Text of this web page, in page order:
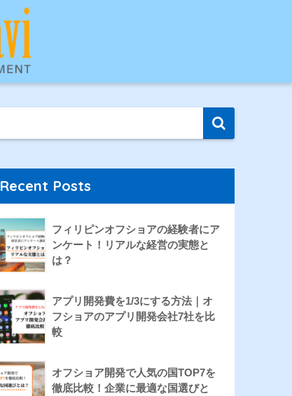
Recent Posts
フィリピンオフショアの経験者にア
ンケート！リアルな経営の実態と
は？
アプリ開発費を1/3にする方法｜オ
フショアのアプリ開発会社7社を比
較
オフショア開発で人気の国TOP7を
徹底比較！企業に最適な国選びと